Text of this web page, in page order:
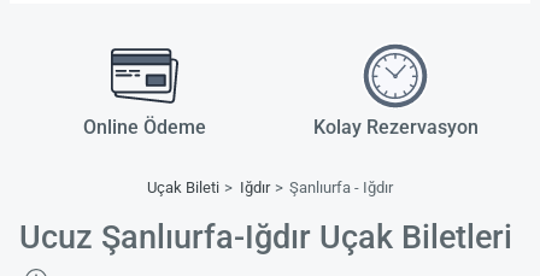
Online Ödeme Kolay Rezervasyon
Uçak Bileti Iğdır Şanlıurfa - Iğdır
Ucuz Şanlıurfa-Iğdır Uçak Biletleri